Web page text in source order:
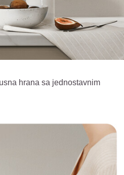
hrana sa jednostavnim